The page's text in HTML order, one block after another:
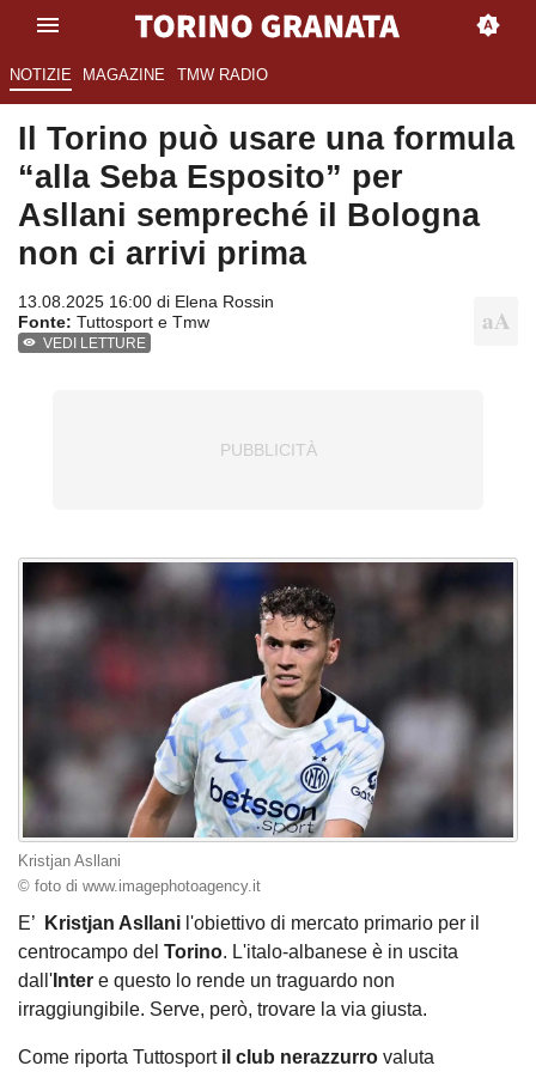
NOTIZIE MAGAZINE TMW RADIO
Il Torino può usare una formula
“alla Seba Esposito” per
Asllani sempreché il Bologna
non ci arrivi prima
13.08.2025 16:00 di Elena Rossin
Fonte: Tuttosport e Tmw
VEDI LETTURE
Kristjan Asllani
© foto di www.imagephotoagency.it
E’ Kristjan Asllani l'obiettivo di mercato primario per il
centrocampo del Torino. L'italo-albanese è in uscita
dall' Inter e questo lo rende un traguardo non
irraggiungibile. Serve, però, trovare la via giusta.
Come riporta Tuttosport il club nerazzurro valuta